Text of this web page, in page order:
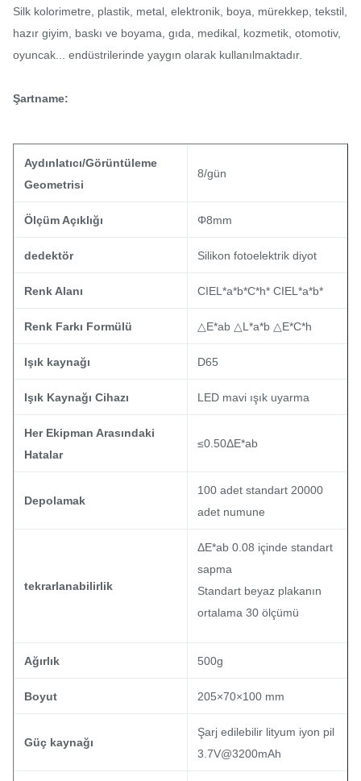
Silk kolorimetre, plastik, metal, elektronik, boya, mürekkep, tekstil,
hazır giyim, baskı ve boyama, gıda, medikal, kozmetik, otomotiv,
oyuncak... endüstrilerinde yaygın olarak kullanılmaktadır.
Şartname:
Aydınlatıcı/Görüntüleme
Geometrisi
8/gün
Ölçüm Açıklığı Φ8mm
dedektör Silikon fotoelektrik diyot
Renk Alanı CIEL*a*b*C*h* CIEL*a*b*
Renk Farkı Formülü △E*ab △L*a*b △E*C*h
Işık kaynağı D65
Işık Kaynağı Cihazı LED mavi ışık uyarma
Her Ekipman Arasındaki
Hatalar
≤0.50ΔE*ab
Depolamak
100 adet standart 20000
adet numune
tekrarlanabilirlik
ΔE*ab 0.08 içinde standart
sapma
Standart beyaz plakanın
ortalama 30 ölçümü
Ağırlık 500g
Boyut 205×70×100 mm
Güç kaynağı
Şarj edilebilir lityum iyon pil
3.7V@3200mAh